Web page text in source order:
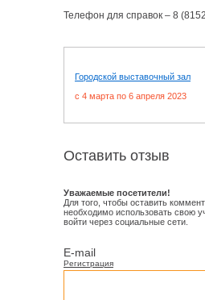
Телефон для справок – 8
Городской выставочный зал
c 4 марта по 6 апреля 2023
Оставить отзыв
Уважаемые посетители!
Для того, чтобы оставить
необходимо использовать свою
войти через социальные сети.
E-mail
Регистрация